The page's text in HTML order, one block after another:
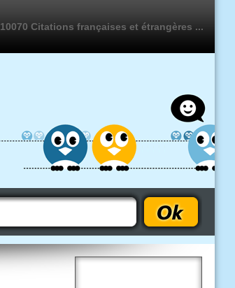
10070 Citations françaises et étrangères ...